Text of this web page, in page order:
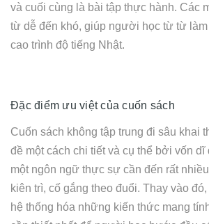
và cuối cùng là bài tập thực hành. Các
từ dễ đến khó, giúp người học từ từ làm
cao trình độ tiếng Nhật.
Đặc điểm ưu việt của cuốn sách
Cuốn sách không tập trung đi sâu khai
đề một cách chi tiết và cụ thể bởi vốn dĩ
một ngôn ngữ thực sự cần đến rất
kiên trì, cố gắng theo đuổi. Thay vào
hệ thống hóa những kiến thức mang